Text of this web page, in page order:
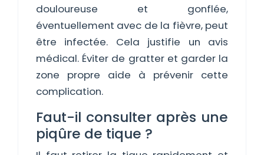
douloureuse et gonflée,
éventuellement avec de la fièvre, peut
être infectée. Cela justifie un avis
médical. Éviter de gratter et garder la
zone propre aide à prévenir cette
complication.
Faut-il consulter après une
piqûre de tique ?